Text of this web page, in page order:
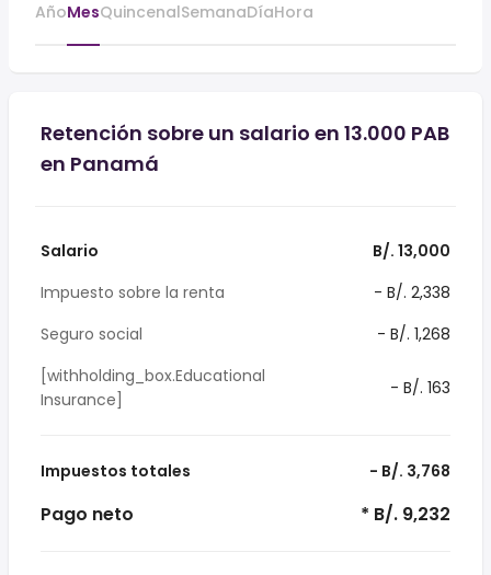
AñoMesQuincenalSemanaDíaHora
Retención sobre un salario en 13.000 PAB
en Panamá
Salario
B/. 13,000
Impuesto sobre la renta
- B/. 2,338
Seguro social
- B/. 1,268
[withholding_box.Educational
Insurance]
- B/. 163
Impuestos totales - B/. 3,768
Pago neto * B/. 9,232